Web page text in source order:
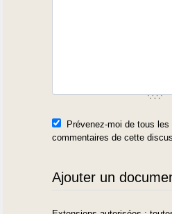
Prévenez-moi de tous les
commentaires de cette
Ajouter un